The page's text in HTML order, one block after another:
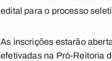
edital para o processo
As inscrições estarão
efetivadas na Pró-Reitoria